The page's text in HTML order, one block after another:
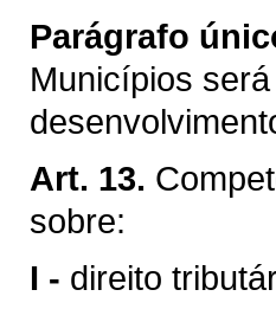
Parágrafo
Municípios
Art. 13.
sobre:
I - direito